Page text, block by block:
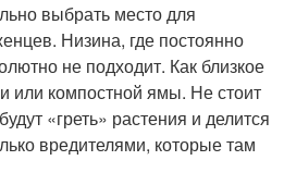
выбрать место для
Низина, где постоянно
не подходит. Как близкое
или компостной ямы. Не стоит
«греть» растения и делится
вредителями, которые там